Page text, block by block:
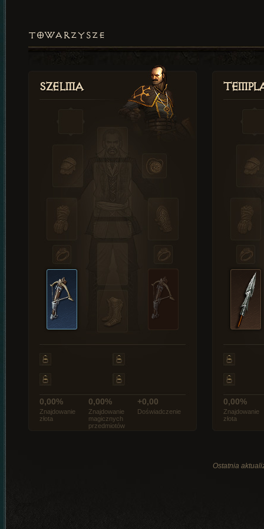
TOWARZYSZE
Szelma
0,00%
Znajdowanie
złota
0,00%
Znajdowanie
magicznych
przedmiotów
+0,00
Doświadczenie
0,00%
Znajdowanie
złota
Ostatnia